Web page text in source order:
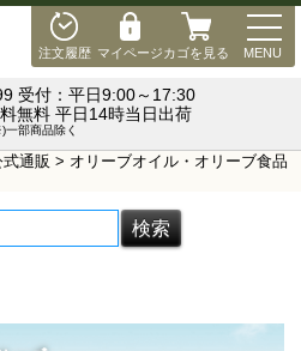
注文履歴 マイページカゴを見る MENU
受付：平日9:00～17:30
無料 平日14時当日出荷
部商品除く
通販 > オリーブオイル・オリーブ食品